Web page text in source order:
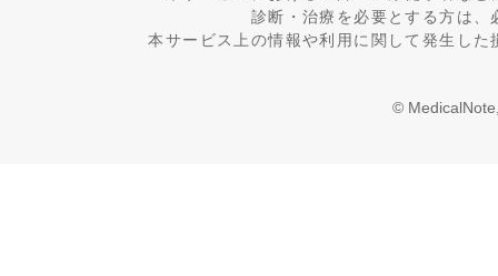
診断・治療を必要とする方は
本サービス上の情報や利用に関して発生し
©